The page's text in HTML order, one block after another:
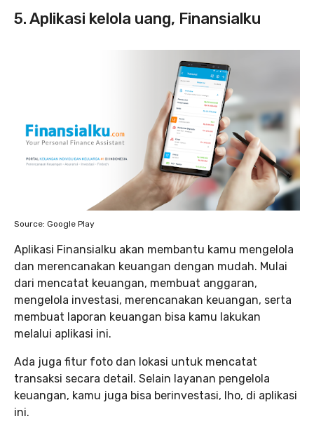
5. Aplikasi kelola uang, Finansialku
Source: Google Play
Aplikasi Finansialku akan membantu kamu mengelola
dan merencanakan keuangan dengan mudah. Mulai
dari mencatat keuangan, membuat anggaran,
mengelola investasi, merencanakan keuangan, serta
membuat laporan keuangan bisa kamu lakukan
melalui aplikasi ini.
Ada juga fitur foto dan lokasi untuk mencatat
transaksi secara detail. Selain layanan pengelola
keuangan, kamu juga bisa berinvestasi, lho, di aplikasi
ini.